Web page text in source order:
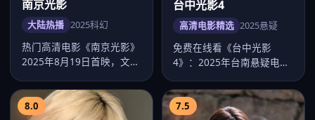
南京光影
大陆热播 2025科幻
热门高清电影《南京光影》
2025年8月19日首映，文牧
伦…
台中光影4
高清电影精选 2025悬疑
免费在线看《台中光影
4》：2025年台南悬疑电
震、舒淇、许…
8.0 7.5